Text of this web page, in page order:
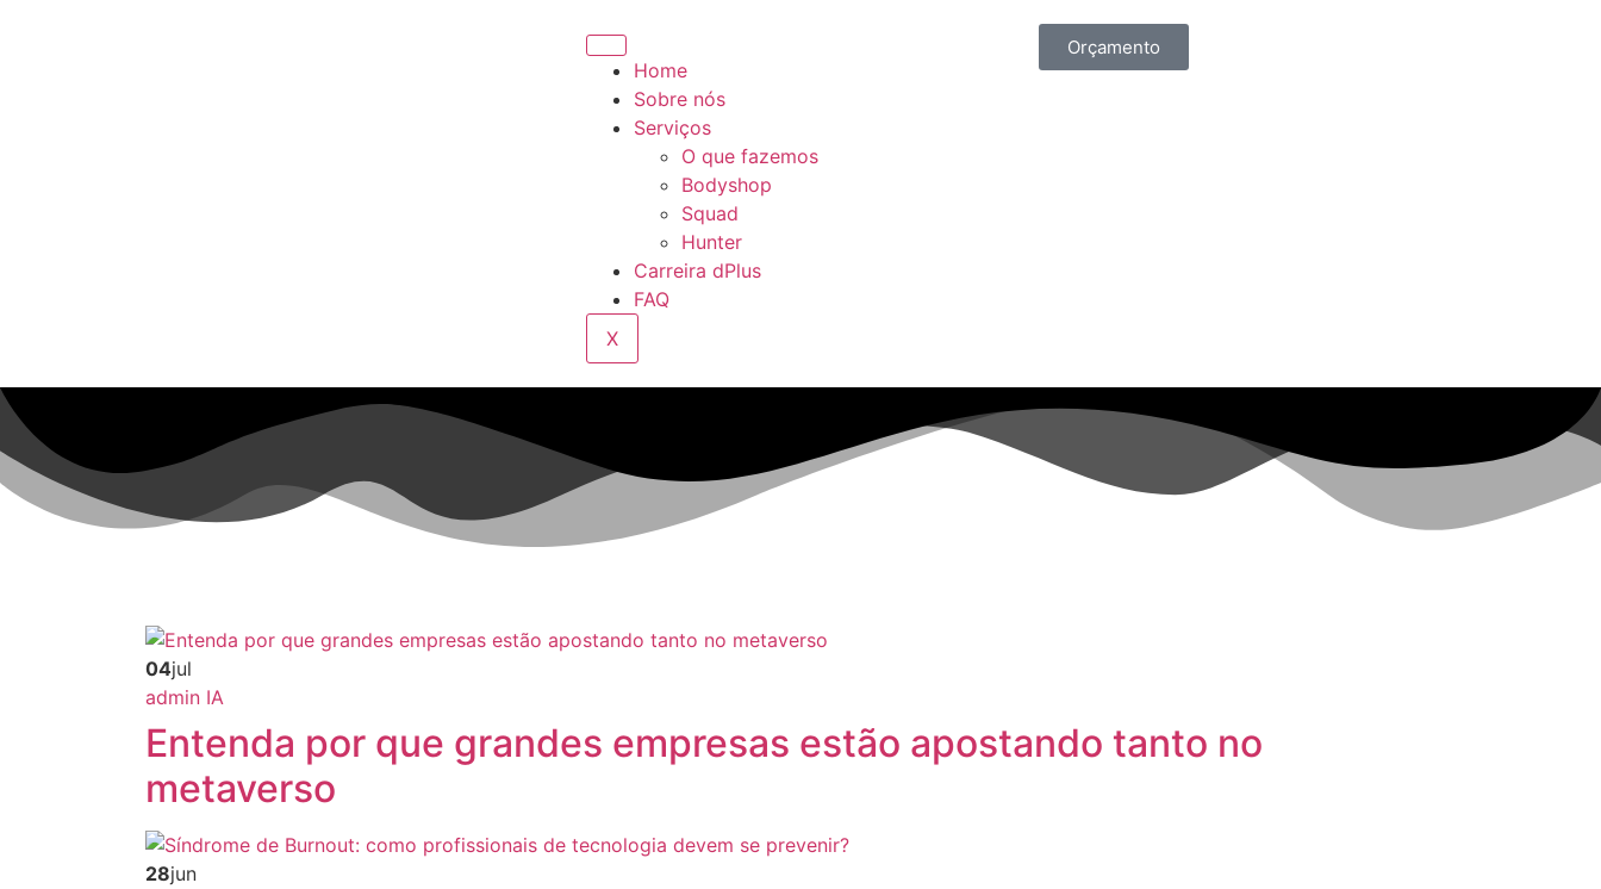
Home
Sobre nós
Serviços
O que fazemos
Bodyshop
Squad
Hunter
Carreira dPlus
FAQ
X
Orçamento
04jul
admin IA
Entenda por que grandes empresas estão apostando tanto no
metaverso
28jun